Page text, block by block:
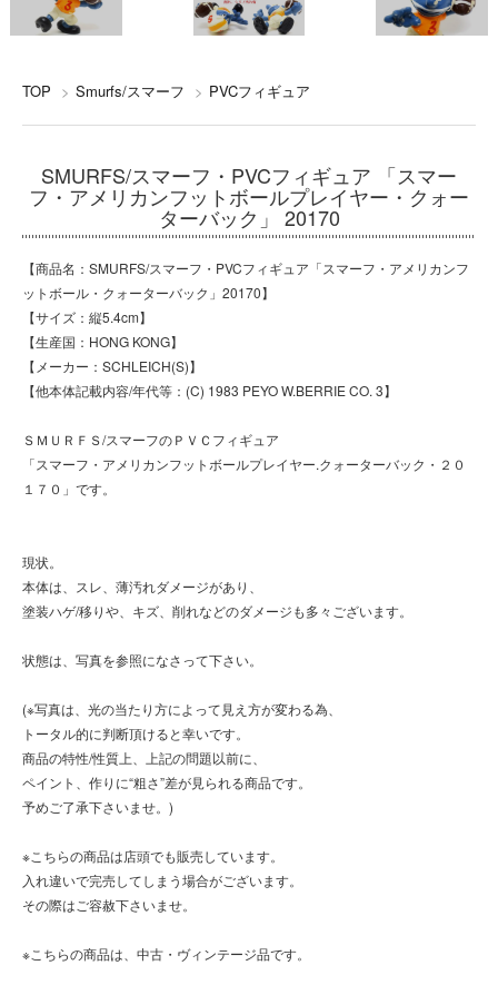
TOP > Smurfs/スマーフ > PVCフィギュア
SMURFS/スマーフ・PVCフィギュア 「スマー
フ・アメリカンフットボールプレイヤー・クォー
ターバック」 20170
【商品名：SMURFS/スマーフ・PVCフィギュア「スマーフ・アメリカンフ
ットボール・クォーターバック」20170】
【サイズ：縦5.4cm】
【生産国：HONG KONG】
【メーカー：SCHLEICH(S)】
【他本体記載内容/年代等：(C) 1983 PEYO W.BERRIE CO. 3】
ＳＭＵＲＦＳ/スマーフのＰＶＣフィギュア
「スマーフ・アメリカンフットボールプレイヤー.クォーターバック・２０
１７０」です。
現状。
本体は、スレ、薄汚れダメージがあり、
塗装ハゲ/移りや、キズ、削れなどのダメージも多々ございます。
状態は、写真を参照になさって下さい。
(※写真は、光の当たり方によって見え方が変わる為、
トータル的に判断頂けると幸いです。
商品の特性/性質上、上記の問題以前に、
ペイント、作りに“粗さ”差が見られる商品です。
予めご了承下さいませ。)
※こちらの商品は店頭でも販売しています。
入れ違いで完売してしまう場合がございます。
その際はご容赦下さいませ。
※こちらの商品は、中古・ヴィンテージ品です。